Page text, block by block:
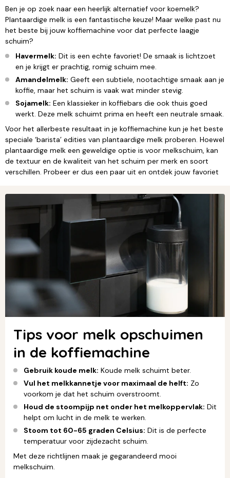
Ben je op zoek naar een heerlijk alternatief voor koemelk?
Plantaardige melk is een fantastische keuze! Maar welke past nu
het beste bij jouw koffiemachine voor dat perfecte laagje
schuim?
Havermelk: Dit is een echte favoriet! De smaak is lichtzoet
en je krijgt er prachtig, romig schuim mee.
Amandelmelk: Geeft een subtiele, nootachtige smaak aan je
koffie, maar het schuim is vaak wat minder stevig.
Sojamelk: Een klassieker in koffiebars die ook thuis goed
werkt. Deze melk schuimt prima en heeft een neutrale smaak.
Voor het allerbeste resultaat in je koffiemachine kun je het beste
speciale ‘barista’ edities van plantaardige melk proberen. Hoewel
plantaardige melk een geweldige optie is voor melkschuim, kan
de textuur en de kwaliteit van het schuim per merk en soort
verschillen. Probeer er dus een paar uit en ontdek jouw favoriet
Tips voor melk opschuimen
in de koffiemachine
Gebruik koude melk: Koude melk schuimt beter.
Vul het melkkannetje voor maximaal de helft: Zo
voorkom je dat het schuim overstroomt.
Houd de stoompijp net onder het melkoppervlak: Dit
helpt om lucht in de melk te werken.
Stoom tot 60-65 graden Celsius: Dit is de perfecte
temperatuur voor zijdezacht schuim.
Met deze richtlijnen maak je gegarandeerd mooi
melkschuim.